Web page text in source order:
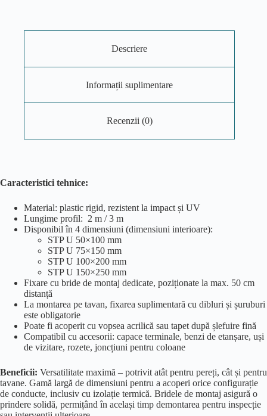
Descriere
Informații suplimentare
Recenzii (0)
Caracteristici tehnice:
Material: plastic rigid, rezistent la impact și UV
Lungime profil: 2 m / 3 m
Disponibil în 4 dimensiuni (dimensiuni interioare):
STP U 50×100 mm
STP U 75×150 mm
STP U 100×200 mm
STP U 150×250 mm
Fixare cu bride de montaj dedicate, poziționate la max. 50 cm
distanță
La montarea pe tavan, fixarea suplimentară cu dibluri și șuruburi
este obligatorie
Poate fi acoperit cu vopsea acrilică sau tapet după șlefuire fină
Compatibil cu accesorii: capace terminale, benzi de etanșare, uși
de vizitare, rozete, joncțiuni pentru coloane
Beneficii: Versatilitate maximă – potrivit atât pentru pereți, cât și pentru
tavane. Gamă largă de dimensiuni pentru a acoperi orice configurație
de conducte, inclusiv cu izolație termică. Bridele de montaj asigură o
prindere solidă, permițând în același timp demontarea pentru inspecție